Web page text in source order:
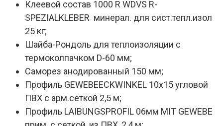
Клеевой состав 1000 R WDVS R-
SPEZIALKLEBER минерал. для сист.тепл.изол
25 кг;
Шайба-Рондоль для теплоизоляции с
термоколпачком D-60 мм;
Саморез анодированный 150 мм;
Профиль GEWEBEECKWINKEL 10х15 угловой
ПВХ с арм.сеткой 2,5 м;
Профиль LAIBUNGSPROFIL 06мм MIT GEWEBE